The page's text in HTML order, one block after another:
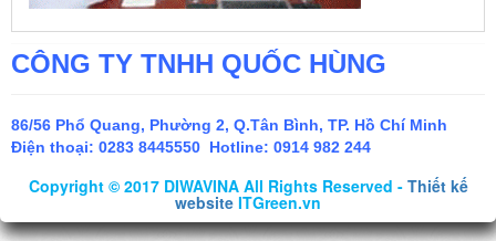
CÔNG TY TNHH QUỐC HÙNG
86/56 Phổ Quang, Phường 2, Q.Tân Bình, TP. Hồ Chí Minh
Điện thoại: 0283 8445550 Hotline: 0914 982 244
Copyright © 2017 DIWAVINA All Rights Reserved - Thiết kế
website ITGreen.vn